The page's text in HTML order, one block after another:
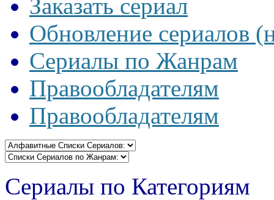
Заказать сериал
Обновление сериалов
Сериалы по Жанрам
Правообладателям
Правообладателям
Сериалы по Категориям